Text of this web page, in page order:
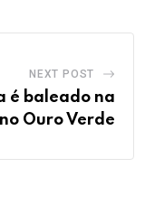
NEXT POST
é baleado na
Ouro Verde